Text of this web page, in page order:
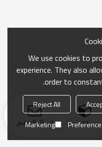
فئة ارسال التحقيق
We use cookies to
experience. They also
order to
Reject All
Marketing